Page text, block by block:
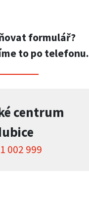
formulář?
to po telefonu.
centrum
002 999